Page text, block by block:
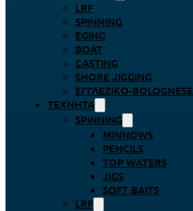
LRF
SPINNING
EGING
BOAT
CASTING
SHORE JIGGING
ΕΓΓΛΈΖΙΚΟ-BOLOGNESE
ΤΕΧΝΗΤΆ
SPINNING
MINNOWS
PENCILS
TOP WATERS
JIGS
SOFT BAITS
LRF